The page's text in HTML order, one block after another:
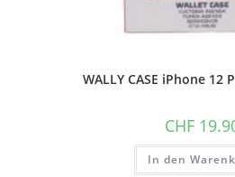
WALLY CASE iPhone 12
CHF
In den